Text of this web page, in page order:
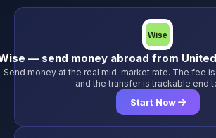
— send money abroad from
Send money at the real mid-market rate. The fee
and the transfer is trackable end
Start Now